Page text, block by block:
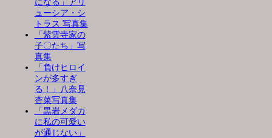
になる」アリ
ューシア・シ
トラス 写真集
「紫雲寺家の
子〇たち」写
真集
「負けヒロイ
ンが多すぎ
る！」八奈見
杏菜写真集
「黒岩メダカ
に私の可愛い
が通じない」